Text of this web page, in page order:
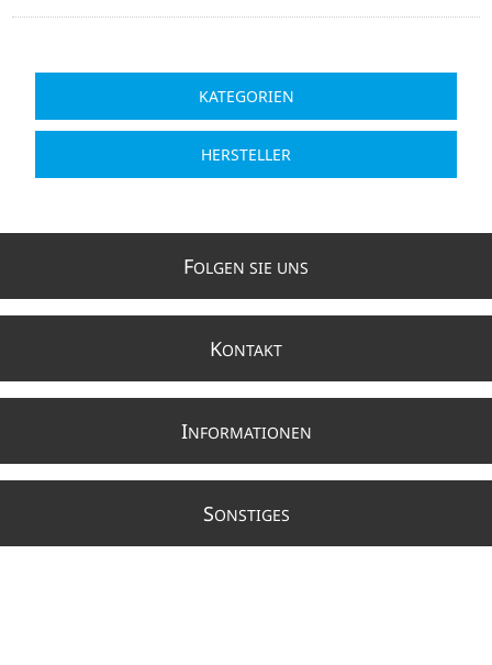
KATEGORIEN
HERSTELLER
FOLGEN SIE UNS
KONTAKT
INFORMATIONEN
SONSTIGES